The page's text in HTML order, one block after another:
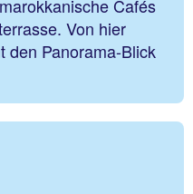
Cafés
Von hier
den Panorama-Blick